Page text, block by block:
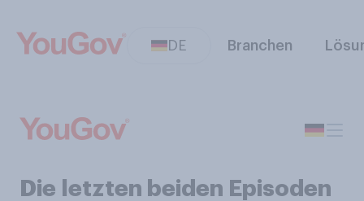
DE Branchen
Die letzten beiden Episoden